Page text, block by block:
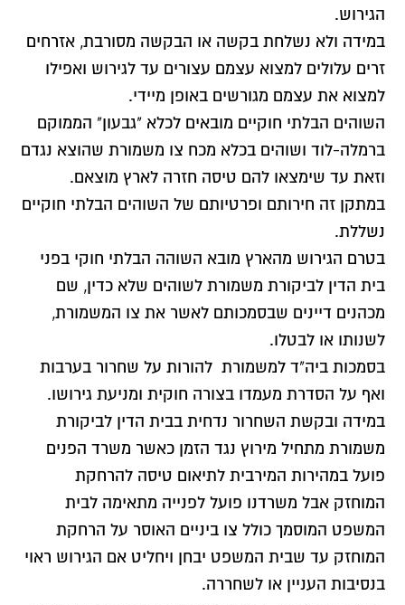
הגירוש.
במידה ולא נשלחת בקשה או הבקשה מסורבת, אזרחים
זרים עלולים למצוא עצמם עצורים עד לגירוש ואפילו
למצוא את עצמם מגורשים באופן מיידי.
השוהים הבלתי חוקיים מובאים לכלא "גבעון" הממוקם
ברמלה-לוד ושוהים בכלא מכח צו משמורת שהוצא נגדם
וזאת עד שימצאו להם טיסה חזרה לארץ מוצאם.
במתקן זה חירותם ופרטיותם של השוהים הבלתי חוקיים
נשללת.
בטרם הגירוש מהארץ מובא השוהה הבלתי חוקי בפני
בית הדין לביקורת משמורת לשוהים שלא כדין, שם
מכהנים דיינים שבסמכותם לאשר את צו המשמורת,
לשנותו או לבטלו.
בסמכות ביה"ד למשמורת להורות על שחרור בערבות
ואף על הסדרת מעמדו בצורה חוקית ומניעת גירושו.
במידה ובקשת השחרור נדחית בבית הדין לביקורת
משמורת מתחיל מירוץ נגד הזמן כאשר משרד הפנים
פועל במהירות המירבית לתיאום טיסה להרחקת
המוחזק אבל משרדנו פועל לפנייה מתאימה לבית
המשפט המוסמך כולל צו ביניים האוסר על הרחקת
המוחזק עד שבית המשפט יבחן ויחליט אם הגירוש ראוי
בנסיבות העניין או לשחררה.